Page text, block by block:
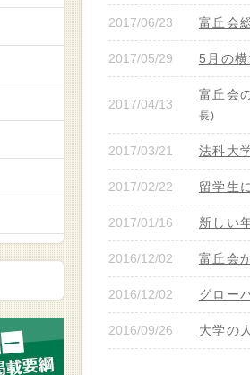
2017/06/23 富丘会
2017/05/29 5月の
2017/04/13
富丘会
長)
2017/03/21 法科大
2017/02/22 留学生
2017/01/16 新しい
2016/12/02 富丘会
2016/12/02 グロー
2016/09/26 大学の